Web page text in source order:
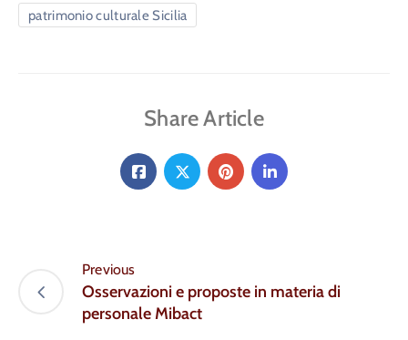
patrimonio culturale Sicilia
Share Article
Previous
Osservazioni e proposte in materia di
personale Mibact